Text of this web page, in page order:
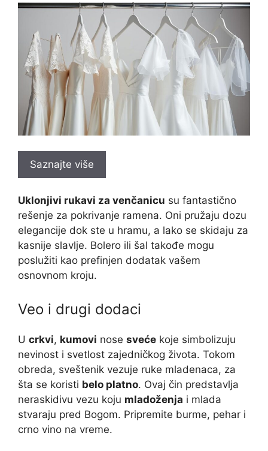
Saznajte više
Uklonjivi rukavi za venčanicu su fantastično
rešenje za pokrivanje ramena. Oni pružaju dozu
elegancije dok ste u hramu, a lako se skidaju za
kasnije slavlje. Bolero ili šal takođe mogu
poslužiti kao prefinjen dodatak vašem
osnovnom kroju.
Veo i drugi dodaci
U crkvi, kumovi nose sveće koje simbolizuju
nevinost i svetlost zajedničkog života. Tokom
obreda, sveštenik vezuje ruke mladenaca, za
šta se koristi belo platno. Ovaj čin predstavlja
neraskidivu vezu koju mladoženja i mlada
stvaraju pred Bogom. Pripremite burme, pehar i
crno vino na vreme.